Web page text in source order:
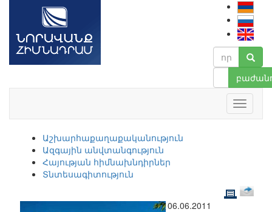
Աշխարհաքաղաքականություն
Ազգային անվտանգություն
Հայության հիմնախնդիրներ
Տնտեսագիտություն
06.06.2011